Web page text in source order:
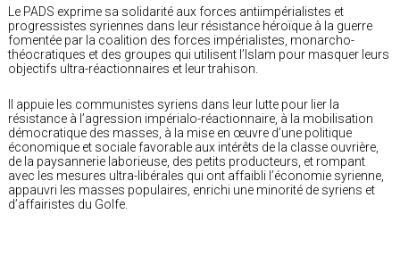
Le PADS exprime sa solidarité aux forces antiimpérialistes et
progressistes syriennes dans leur résistance héroïque à la guerre
fomentée par la coalition des forces impérialistes, monarcho-
théocratiques et des groupes qui utilisent l’Islam pour masquer leurs
objectifs ultra-réactionnaires et leur trahison.
Il appuie les communistes syriens dans leur lutte pour lier la
résistance à l’agression impérialo-réactionnaire, à la mobilisation
démocratique des masses, à la mise en œuvre d’une politique
économique et sociale favorable aux intérêts de la classe ouvrière,
de la paysannerie laborieuse, des petits producteurs, et rompant
avec les mesures ultra-libérales qui ont affaibli l’économie syrienne,
appauvri les masses populaires, enrichi une minorité de syriens et
d’affairistes du Golfe.